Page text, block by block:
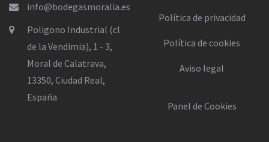
info@bodegasmoralia.es
Poligono Industrial (cl
de la Vendimia), 1 - 3,
Moral de Calatrava,
13350, Ciudad Real,
España
Política de privacidad
Política de cookies
Aviso legal
Panel de Cookies